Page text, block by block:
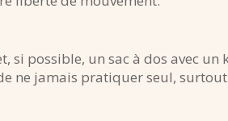
si possible, un sac à dos avec un
ne jamais pratiquer seul, surtout